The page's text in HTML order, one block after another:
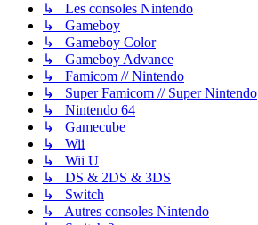
↳ Les consoles Nintendo
↳ Gameboy
↳ Gameboy Color
↳ Gameboy Advance
↳ Famicom // Nintendo
↳ Super Famicom // Super Nintendo
↳ Nintendo 64
↳ Gamecube
↳ Wii
↳ Wii U
↳ DS & 2DS & 3DS
↳ Switch
↳ Autres consoles Nintendo